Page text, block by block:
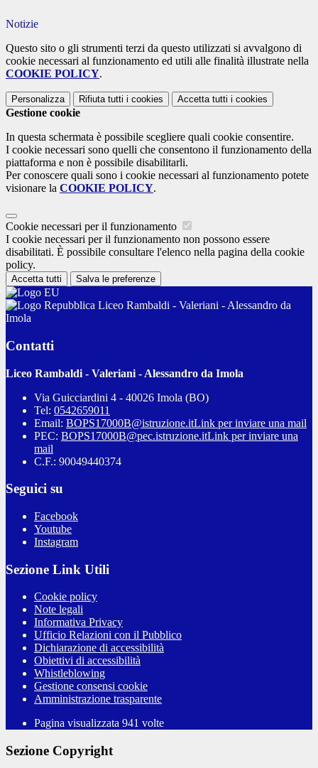
Notizie
Questo sito o gli strumenti terzi da questo utilizzati si avvalgono di
cookie necessari al funzionamento ed utili alle finalità illustrate nella
COOKIE POLICY.
Personalizza Rifiuta tutti i cookies Accetta tutti i cookies
Gestione cookie
In questa schermata è possibile scegliere quali cookie consentire.
I cookie necessari sono quelli che consentono il funzionamento della
piattaforma e non è possibile disabilitarli.
Per conoscere quali sono i cookie necessari al funzionamento potete
visionare la COOKIE POLICY.
Cookie necessari per il funzionamento
I cookie necessari per il funzionamento non possono essere
disabilitati. È possibile consultare l'elenco nella pagina della cookie
policy.
Accetta tutti Salva le preferenze
Liceo Rambaldi - Valeriani - Alessandro da
Imola
Contatti
Liceo Rambaldi - Valeriani - Alessandro da Imola
Via Guicciardini 4 - 40026 Imola (BO)
Tel: 0542659011
Email: BOPS17000B@istruzione.itLink per inviare una mail
PEC: BOPS17000B@pec.istruzione.itLink per inviare una
mail
C.F.: 90049440374
Seguici su
Facebook
Youtube
Instagram
Sezione Link Utili
Cookie policy
Note legali
Informativa Privacy
Ufficio Relazioni con il Pubblico
Dichiarazione di accessibilità
Obiettivi di accessibilità
Whistleblowing
Gestione consensi cookie
Amministrazione trasparente
Pagina visualizzata 941 volte
Sezione Copyright